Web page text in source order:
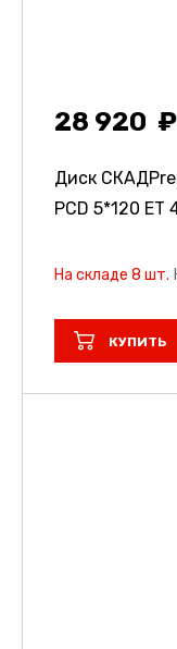
28 920
Диск
PCD 5*120 ET
На складе 8 шт.
КУПИТЬ